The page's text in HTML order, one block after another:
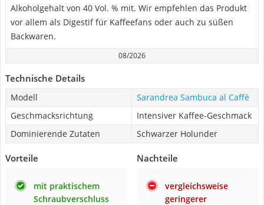
Alkoholgehalt von 40 Vol. % mit. Wir empfehlen das Produkt
vor allem als Digestif für Kaffeefans oder auch zu süßen
Backwaren.
08/2026
Technische Details
Modell
Sarandrea Sambuca al Caffè
Geschmacksrichtung
Intensiver Kaffee-Geschmack
Dominierende Zutaten
Schwarzer Holunder
Vorteile
mit praktischem
Schraubverschluss
Nachteile
vergleichsweise
geringerer